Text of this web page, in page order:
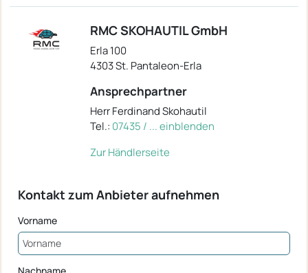
RMC SKOHAUTIL GmbH
Erla 100
4303 St. Pantaleon-Erla
Ansprechpartner
Herr Ferdinand Skohautil
Tel.: 07435 / ... einblenden
Zur Händlerseite
Kontakt zum Anbieter aufnehmen
Vorname